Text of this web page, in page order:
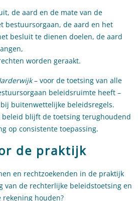
de aard en de mate van de
bestuursorgaan, de aard en het
besluit te dienen doelen, de aard
worden geraakt.
– voor de toetsing van alle
beleidsruimte heeft –
buitenwettelijke beleidsregels.
blijft de toetsing terughoudend
op consistente toepassing.
de praktijk
en rechtzoekenden in de praktijk
van de rechterlijke beleidstoetsing en
houden?